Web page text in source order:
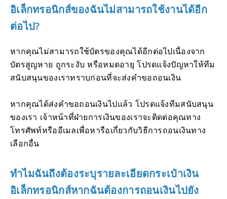
อิเล็กทรอนิกส์ของฉันไม่สามารถใช้งานได้อีก
ต่อไป?
หากคุณไม่สามารถใช้บัตรของคุณได้อีกต่อไปเนื่องจาก
บัตรสูญหาย ถูกระงับ หรือหมดอายุ โปรดแจ้งปัญหาให้ทีม
สนับสนุนของเราทราบก่อนที่จะส่งคำขอถอนเงิน
หากคุณได้ส่งคำขอถอนเงินไปแล้ว โปรดแจ้งทีมสนับสนุน
ของเรา เจ้าหน้าที่ฝ่ายการเงินของเราจะติดต่อคุณทาง
โทรศัพท์หรืออีเมลเพื่อหารือเกี่ยวกับวิธีการถอนเงินทาง
เลือกอื่น
ทำไมฉันถึงต้องระบุรายละเอียดกระเป๋าเงิน
อิเล็กทรอนิกส์หากฉันต้องการถอนเงินไปยัง